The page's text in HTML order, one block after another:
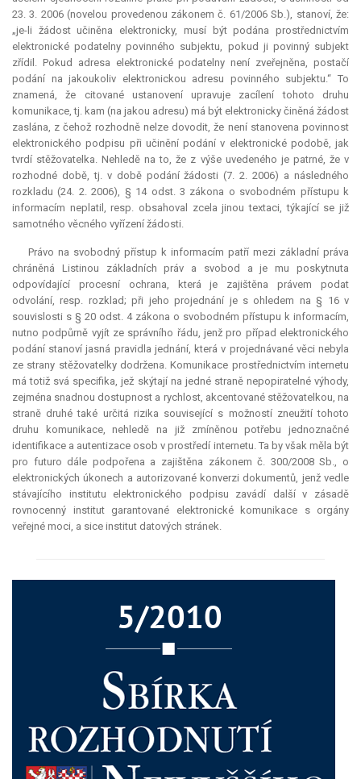
23. 3. 2006 (novelou provedenou zákonem č. 61/2006 Sb.), stanoví, že:
„je-li žádost učiněna elektronicky, musí být podána prostřednictvím
elektronické podatelny povinného subjektu, pokud ji povinný subjekt
zřídil. Pokud adresa elektronické podatelny není zveřejněna, postačí
podání na jakoukoliv elektronickou adresu povinného subjektu.“ To
znamená, že citované ustanovení upravuje zacílení tohoto druhu
komunikace, tj. kam (na jakou adresu) má být elektronicky činěná žádost
zaslána, z čehož rozhodně nelze dovodit, že není stanovena povinnost
elektronického podpisu při učinění podání v elektronické podobě, jak
tvrdí stěžovatelka. Nehledě na to, že z výše uvedeného je patrné, že v
rozhodné době, tj. v době podání žádosti (7. 2. 2006) a následného
rozkladu (24. 2. 2006), § 14 odst. 3 zákona o svobodném přístupu k
informacím neplatil, resp. obsahoval zcela jinou textaci, týkající se již
samotného věcného vyřízení žádosti.
Právo na svobodný přístup k informacím patří mezi základní práva
chráněná Listinou základních práv a svobod a je mu poskytnuta
odpovídající procesní ochrana, která je zajištěna právem podat
odvolání, resp. rozklad; při jeho projednání je s ohledem na § 16 v
souvislosti s § 20 odst. 4 zákona o svobodném přístupu k informacím,
nutno podpůrně vyjít ze správního řádu, jenž pro případ elektronického
podání stanoví jasná pravidla jednání, která v projednávané věci nebyla
ze strany stěžovatelky dodržena. Komunikace prostřednictvím internetu
má totiž svá specifika, jež skýtají na jedné straně nepopiratelné výhody,
zejména snadnou dostupnost a rychlost, akcentované stěžovatelkou, na
straně druhé také určitá rizika související s možností zneužití tohoto
druhu komunikace, nehledě na již zmíněnou potřebu jednoznačné
identifikace a autentizace osob v prostředí internetu. Ta by však měla být
pro futuro dále podpořena a zajištěna zákonem č. 300/2008 Sb., o
elektronických úkonech a autorizované konverzi dokumentů, jenž vedle
stávajícího institutu elektronického podpisu zavádí další v zásadě
rovnocenný institut garantované elektronické komunikace s orgány
veřejné moci, a sice institut datových stránek.